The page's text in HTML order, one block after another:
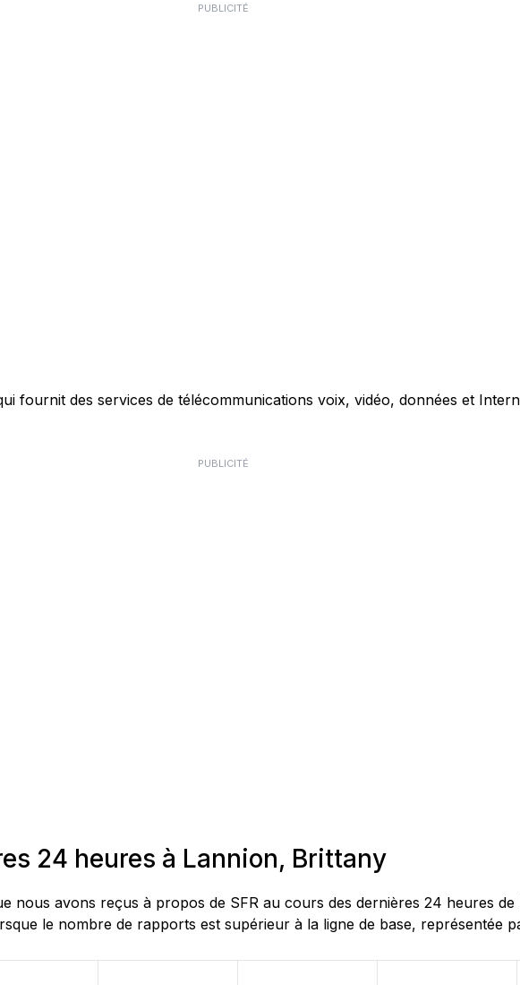
PUBLICITÉ
fournit des services de télécommunications voix, vidéo, données et
PUBLICITÉ
24 heures à Lannion, Brittany
nous avons reçus à propos de SFR au cours des dernières 24 heures
le nombre de rapports est supérieur à la ligne de base, représentée